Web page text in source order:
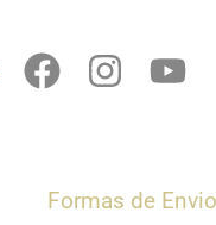
F
a
b
I
n
a
Y
o
u
Formas de Envio